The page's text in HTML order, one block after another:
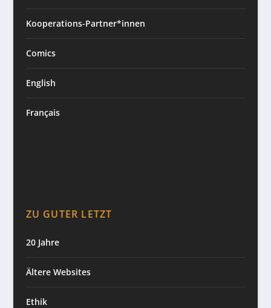
Kooperations-Partner*innen
Comics
English
Français
ZU GUTER LETZT
20 Jahre
Ältere Websites
Ethik